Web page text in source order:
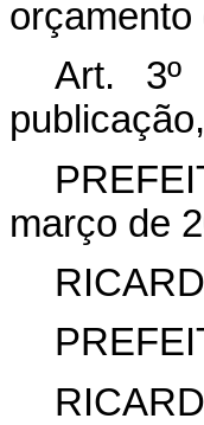
Art.
março de